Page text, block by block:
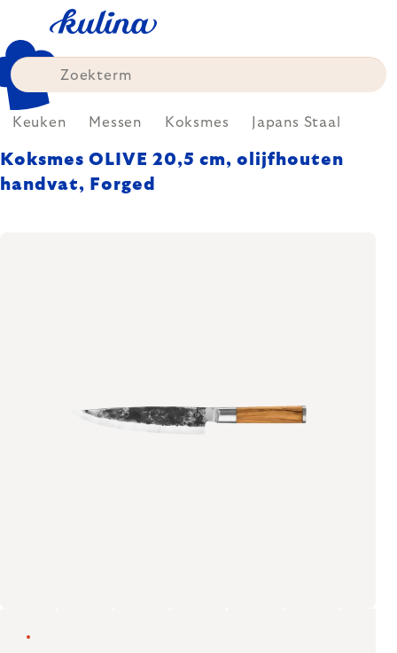
content
Keuken Messen Koksmes Japans Staal
Koksmes OLIVE 20,5 cm, olijfhouten
handvat, Forged